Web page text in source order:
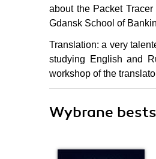
about the Packet
Gdansk School of
Translation: a very
studying English and
workshop of the
Wybrane